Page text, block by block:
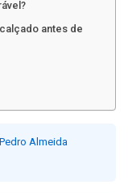
antes de
Pedro Almeida